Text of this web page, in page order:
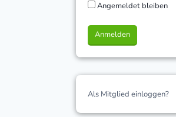
Angemeldet bleiben
Anmelden
Als Mitglied einloggen?